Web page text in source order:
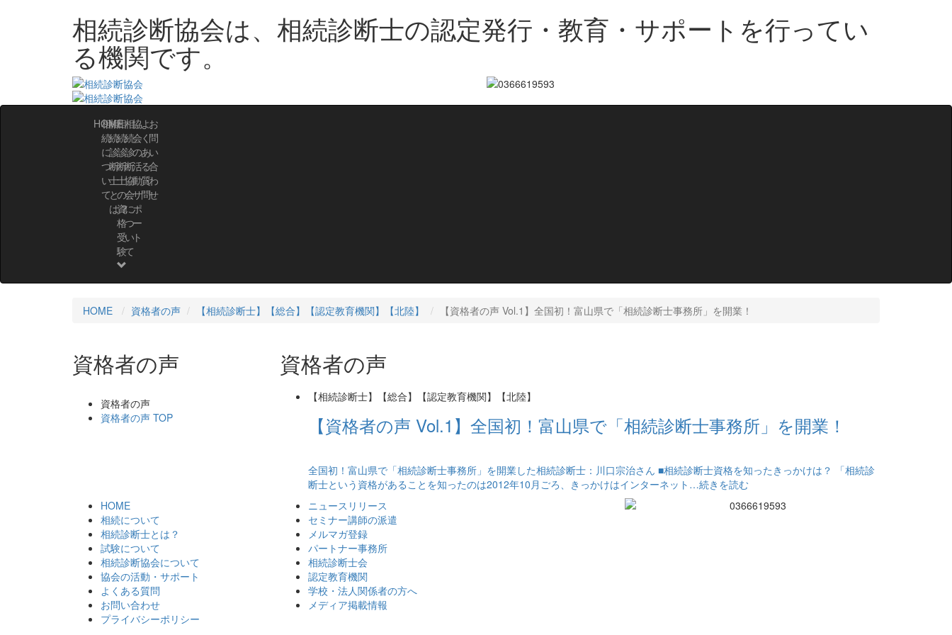
相続診断協会は、相続診断士の認定発行・教育・サポートを行ってい
る機関です。
HOME
相
続
に
つ
い
て
相
続
診
断
士
と
は？
相
続
診
断
士
の
資
格
受
験
相
続
診
断
協
会
に
つ
い
て
協
会
の
活
動・
サ
ポ
ー
ト
よ
く
あ
る
質
問
お
問
い
合
わ
せ
HOME 資格者の声 【相続診断士】 【総合】 【認定教育機関】 【北陸】 【資格者の声 Vol.1】全国初！富山県で「相続診断士事務所」を開業！
資格者の声
【相続診断士】【総合】【認定教育機関】【北陸】
【資格者の声 Vol.1】全国初！富山県で「相続診断士事務所」を開業！
全国初！富山県で「相続診断士事務所」を開業した相続診断士：川口宗治さん ■相続診断士資格を知ったきっかけは？ 「相続診
断士という資格があることを知ったのは2012年10月ごろ、きっかけはインターネット …続きを読む
資格者の声
資格者の声
資格者の声 TOP
HOME
相続について
相続診断士とは？
試験について
相続診断協会について
協会の活動・サポート
よくある質問
お問い合わせ
プライバシーポリシー
ニュースリリース
セミナー講師の派遣
メルマガ登録
パートナー事務所
相続診断士会
認定教育機関
学校・法人関係者の方へ
メディア掲載情報